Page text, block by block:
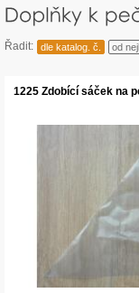
Řadit: dle katalog. č. od
1225 Zdobící sáček na